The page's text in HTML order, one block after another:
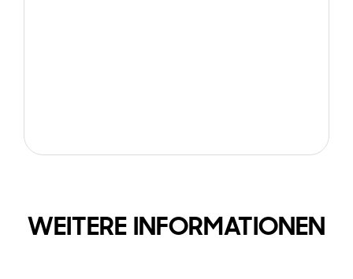
WEITERE INFORMATIONEN